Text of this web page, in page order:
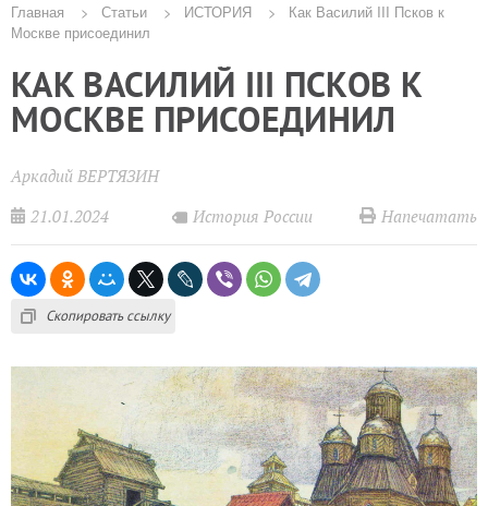
Строка
навигации
Главная Статьи ИСТОРИЯ
Как Василий III Псков к
Москве присоединил
КАК ВАСИЛИЙ III ПСКОВ К
МОСКВЕ ПРИСОЕДИНИЛ
Аркадий ВЕРТЯЗИН
21.01.2024
История России Напечатать
Скопировать ссылку